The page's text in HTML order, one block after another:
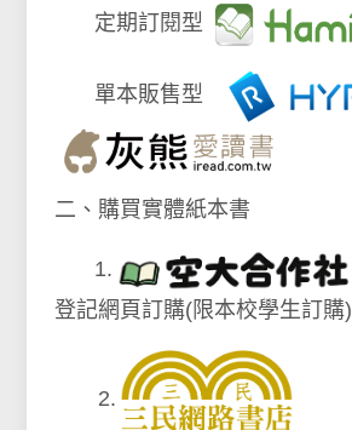
定期訂閱型
單本販售型
二、購買實體紙本書
1.
登記網頁訂購(限本校學生訂購)
2.